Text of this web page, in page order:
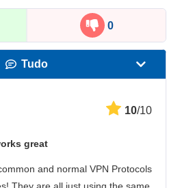
0
Tudo
Segurança
Suporte
10/10
great
and normal VPN Protocols
They are all just using the same